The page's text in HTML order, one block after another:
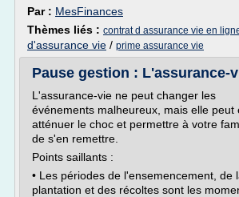
Par : MesFinances
Thèmes liés : contrat d assurance vie en
d'assurance vie / prime assurance vie
Pause gestion : L'assurance-
L'assurance-vie ne peut changer les
événements malheureux, mais elle peut
atténuer le choc et permettre à votre
de s'en remettre.
Points saillants :
• Les périodes de l'ensemencement, de
plantation et des récoltes sont les